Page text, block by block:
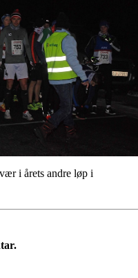
i årets andre løp i